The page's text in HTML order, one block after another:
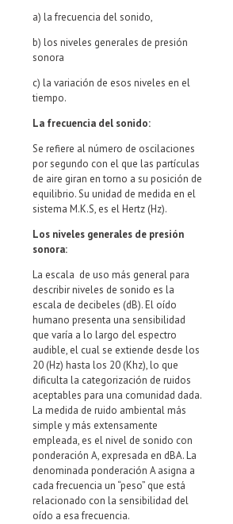
a) la frecuencia del sonido,
b) los niveles generales de presión
sonora
c) la variación de esos niveles en el
tiempo.
La frecuencia del sonido:
Se refiere al número de oscilaciones
por segundo con el que las partículas
de aire giran en torno a su posición de
equilibrio. Su unidad de medida en el
sistema M.K.S, es el Hertz (Hz).
Los niveles generales de presión
sonora:
La escala de uso más general para
describir niveles de sonido es la
escala de decibeles (dB). El oído
humano presenta una sensibilidad
que varía a lo largo del espectro
audible, el cual se extiende desde los
20 (Hz) hasta los 20 (Khz), lo que
dificulta la categorización de ruidos
aceptables para una comunidad dada.
La medida de ruido ambiental más
simple y más extensamente
empleada, es el nivel de sonido con
ponderación A, expresada en dBA. La
denominada ponderación A asigna a
cada frecuencia un “peso” que está
relacionado con la sensibilidad del
oído a esa frecuencia.